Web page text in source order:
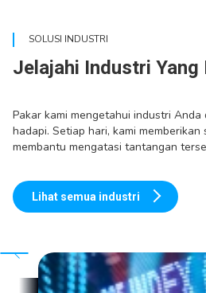
SOLUSI INDUSTRI
Jelajahi Industri Yang
Pakar kami mengetahui industri
hadapi. Setiap hari, kami
membantu mengatasi tantangan
Lihat semua industri